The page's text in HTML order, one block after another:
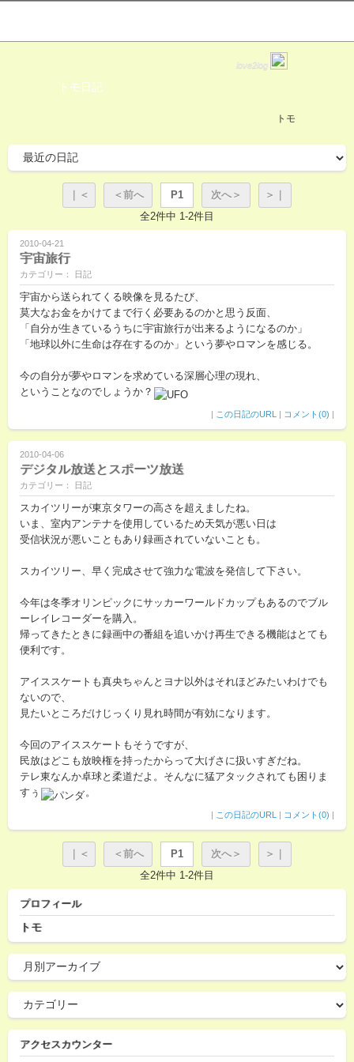
love2log
トモ日記
トモ
｜＜ ＜前へ P1 次へ＞
＞｜
全2件中 1-2件目
2010-04-21
宇宙旅行
カテゴリー： 日記
宇宙から送られてくる映像を見るたび、
莫大なお金をかけてまで行く必要あるのかと思う反面、
「自分が生きているうちに宇宙旅行が出来るようになるのか」
「地球以外に生命は存在するのか」という夢やロマンを感じる。
今の自分が夢やロマンを求めている深層心理の現れ、
ということなのでしょうか？
| この日記のURL | コメント(0) |
2010-04-06
デジタル放送とスポーツ放送
カテゴリー： 日記
スカイツリーが東京タワーの高さを超えましたね。
いま、室内アンテナを使用しているため天気が悪い日は
受信状況が悪いこともあり録画されていないことも。
スカイツリー、早く完成させて強力な電波を発信して下さい。
今年は冬季オリンピックにサッカーワールドカップもあるのでブル
ーレイレコーダーを購入。
帰ってきたときに録画中の番組を追いかけ再生できる機能はとても
便利です。
アイススケートも真央ちゃんとヨナ以外はそれほどみたいわけでも
ないので、
見たいところだけじっくり見れ時間が有効になります。
今回のアイススケートもそうですが、
民放はどこも放映権を持ったからって大げさに扱いすぎだね。
テレ東なんか卓球と柔道だよ。そんなに猛アタックされても困りま
すぅ
。
| この日記のURL | コメント(0) |
｜＜ ＜前へ P1 次へ＞
＞｜
全2件中 1-2件目
プロフィール
トモ
アクセスカウンター